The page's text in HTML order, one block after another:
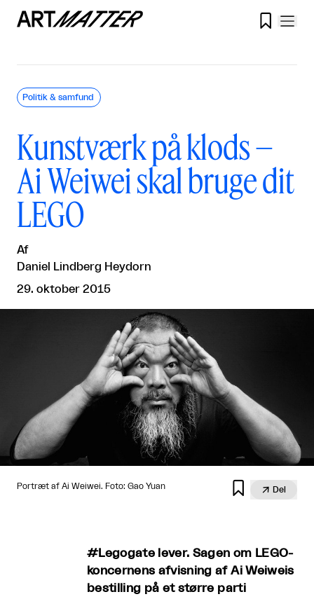

Kunstværk på klods –
Ai Weiwei skal bruge dit
LEGO
Af
Daniel Lindberg Heydorn
29. oktober 2015
Politik & samfund
Portræt af Ai Weiwei. Foto: Gao Yuan   Del
#Legogate lever. Sagen om LEGO-
koncernens afvisning af Ai Weiweis
bestilling på et større parti